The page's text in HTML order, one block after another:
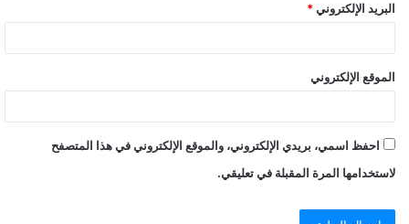
البريد الإلكتروني *
الموقع الإلكتروني
احفظ اسمي، بريدي الإلكتروني، والموقع الإلكتروني في هذا المتصفح
لاستخدامها المرة المقبلة في تعليقي.